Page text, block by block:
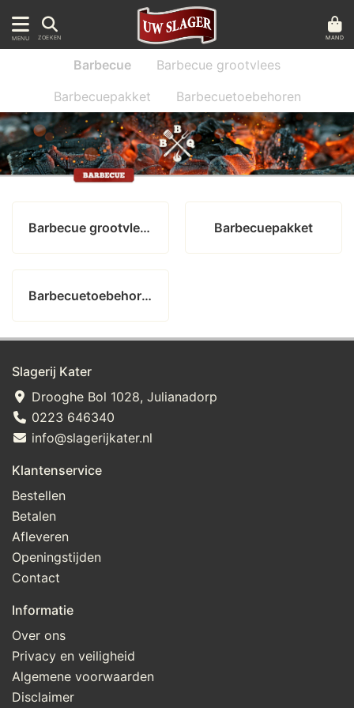
MENU ZOEKEN MAND
Barbecue
Barbecue grootvlees
Barbecuepakket
Barbecuetoebehoren
Barbecue grootvlees Barbecuepakket
Barbecuetoebehoren
Slagerij Kater
Drooghe Bol 1028, Julianadorp
0223 646340
info@slagerijkater.nl
Klantenservice
Bestellen
Betalen
Afleveren
Openingstijden
Contact
Informatie
Over ons
Privacy en veiligheid
Algemene voorwaarden
Disclaimer